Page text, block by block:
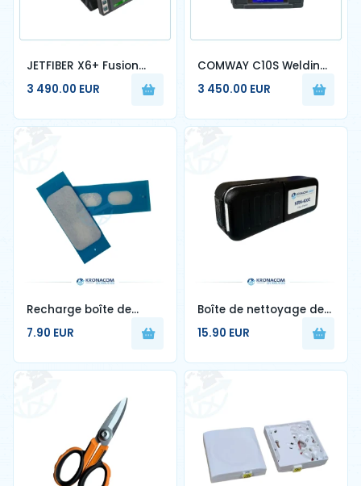
JETFIBER X6+ Fusion
Splicer
3 490.00 EUR
COMWAY C10S Welding
Machine
3 450.00 EUR
Recharge boîte de
nettoyage de fibre
optique
7.90 EUR
Boîte de nettoyage de
fibre optique
15.90 EUR